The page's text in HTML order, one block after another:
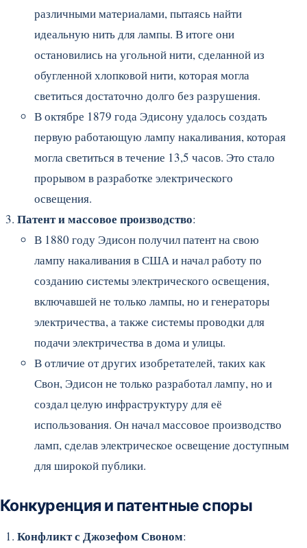
различными материалами, пытаясь найти
идеальную нить для лампы. В итоге они
остановились на угольной нити, сделанной из
обугленной хлопковой нити, которая могла
светиться достаточно долго без разрушения.
В октябре 1879 года Эдисону удалось создать
первую работающую лампу накаливания, которая
могла светиться в течение 13,5 часов. Это стало
прорывом в разработке электрического
освещения.
Патент и массовое производство:
В 1880 году Эдисон получил патент на свою
лампу накаливания в США и начал работу по
созданию системы электрического освещения,
включавшей не только лампы, но и генераторы
электричества, а также системы проводки для
подачи электричества в дома и улицы.
В отличие от других изобретателей, таких как
Свон, Эдисон не только разработал лампу, но и
создал целую инфраструктуру для её
использования. Он начал массовое производство
ламп, сделав электрическое освещение доступным
для широкой публики.
Конкуренция и патентные споры
Конфликт с Джозефом Своном: